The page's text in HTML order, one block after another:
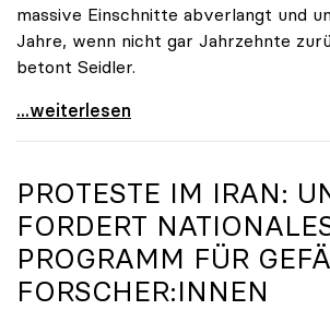
massive Einschnitte abverlangt und
Jahre, wenn nicht gar Jahrzehnte
betont Seidler.
Uniko-Präsidentin Seidler zu
...weiterlesen
PROTESTE IM IRAN:
FORDERT
PROGRAMM FÜR
FORSCHER:INNEN